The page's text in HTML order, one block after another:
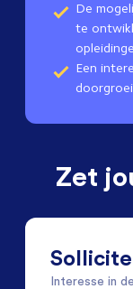
De
te
Een
Zet
Interesse in